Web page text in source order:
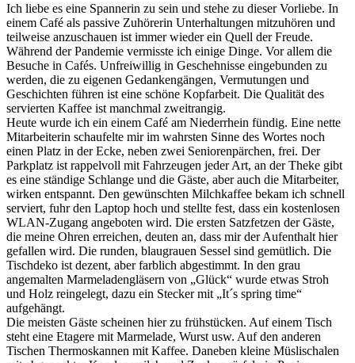
Ich liebe es eine Spannerin zu sein und stehe zu dieser Vorliebe. In
einem Café als passive Zuhörerin Unterhaltungen mitzuhören und
teilweise anzuschauen ist immer wieder ein Quell der Freude.
Während der Pandemie vermisste ich einige Dinge. Vor allem die
Besuche in Cafés. Unfreiwillig in Geschehnisse eingebunden zu
werden, die zu eigenen Gedankengängen, Vermutungen und
Geschichten führen ist eine schöne Kopfarbeit. Die Qualität des
servierten Kaffee ist manchmal zweitrangig.
Heute wurde ich ein einem Café am Niederrhein fündig. Eine nette
Mitarbeiterin schaufelte mir im wahrsten Sinne des Wortes noch
einen Platz in der Ecke, neben zwei Seniorenpärchen, frei. Der
Parkplatz ist rappelvoll mit Fahrzeugen jeder Art, an der Theke gibt
es eine ständige Schlange und die Gäste, aber auch die Mitarbeiter,
wirken entspannt. Den gewünschten Milchkaffee bekam ich schnell
serviert, fuhr den Laptop hoch und stellte fest, dass ein kostenlosen
WLAN-Zugang angeboten wird. Die ersten Satzfetzen der Gäste,
die meine Ohren erreichen, deuten an, dass mir der Aufenthalt hier
gefallen wird. Die runden, blaugrauen Sessel sind gemütlich. Die
Tischdeko ist dezent, aber farblich abgestimmt. In den grau
angemalten Marmeladengläsern von „Glück“ wurde etwas Stroh
und Holz reingelegt, dazu ein Stecker mit „It´s spring time“
aufgehängt.
Die meisten Gäste scheinen hier zu frühstücken. Auf einem Tisch
steht eine Etagere mit Marmelade, Wurst usw. Auf den anderen
Tischen Thermoskannen mit Kaffee. Daneben kleine Müslischalen